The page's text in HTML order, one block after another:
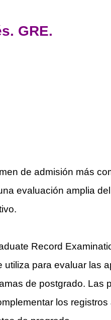
GRE.
de admisión más
evaluación amplia
Record
utiliza para evaluar las
de postgrado. Las
los